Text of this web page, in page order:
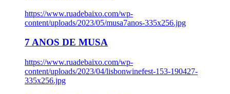
https://www.ruadebaixo.com/wp-
content/uploads/2023/05/musa7anos-335x256.jpg
7 ANOS DE MUSA
https://www.ruadebaixo.com/wp-
content/uploads/2023/04/lisbonwinefest-153-190427-
335x256.jpg